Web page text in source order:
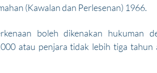
(Kawalan dan Perlesenan) 1966.
boleh dikenakan hukuman
atau penjara tidak lebih tiga tahun